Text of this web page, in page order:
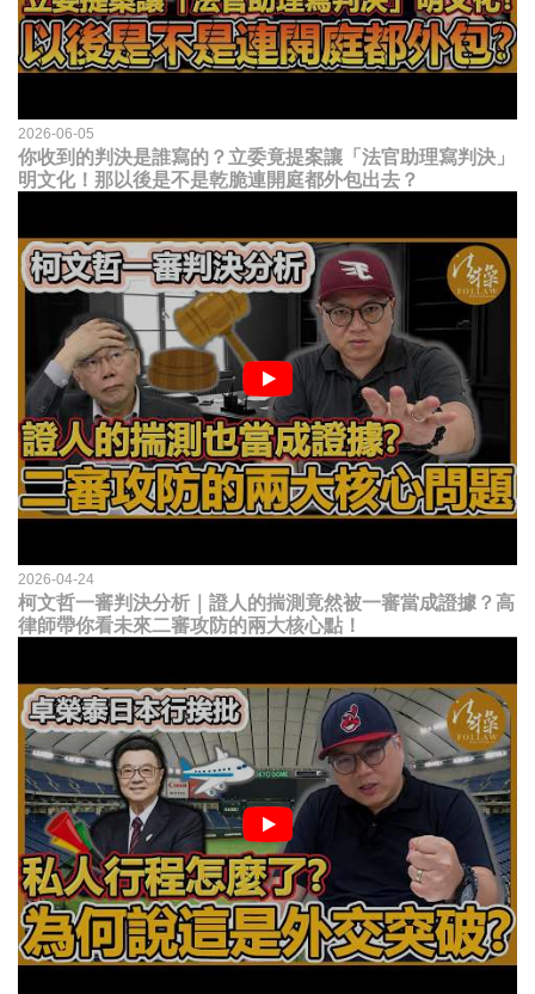
2026-06-05
你收到的判決是誰寫的？立委竟提案讓「法官助理寫判決」
明文化！那以後是不是乾脆連開庭都外包出去？
2026-04-24
柯文哲一審判決分析｜證人的揣測竟然被一審當成證據？高
律師帶你看未來二審攻防的兩大核心點！